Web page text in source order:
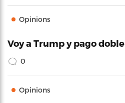
Opinions
Voy a Trump y pago doble
0
Opinions